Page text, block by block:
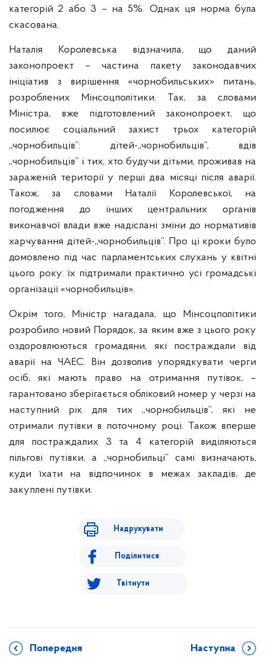
категорій 2 або 3 – на 5%. Однак ця норма була
скасована.
Наталія Королевська відзначила, що даний
законопроект – частина пакету законодавчих
ініціатив з вирішення «чорнобильських» питань,
розроблених Мінсоцполітики. Так, за словами
Міністра, вже підготовлений законопроект, що
посилює соціальний захист трьох категорій
„чорнобильців”: дітей-„чорнобильців”, вдів
„чорнобильців” і тих, хто будучи дітьми, проживав на
зараженій території у перші два місяці після аварії.
Також, за словами Наталії Королевської, на
погодження до інших центральних органів
виконавчої влади вже надіслані зміни до нормативів
харчування дітей-„чорнобильців”. Про ці кроки було
домовлено під час парламентських слухань у квітні
цього року: їх підтримали практично усі громадські
організації «чорнобильців».
Окрім того, Міністр нагадала, що Мінсоцполітики
розробило новий Порядок, за яким вже з цього року
оздоровлюються громадяни, які постраждали від
аварії на ЧАЕС. Він дозволив упорядкувати черги
осіб, які мають право на отримання путівок, –
гарантовано зберігається обліковий номер у черзі на
наступний рік для тих „чорнобильців”, які не
отримали путівки в поточному році. Також вперше
для постраждалих 3 та 4 категорій виділяються
пільгові путівки, а „чорнобильці” самі визначають,
куди їхати на відпочинок в межах закладів, де
закуплені путівки.
Надрукувати
Поділитися
Твітнути
Попередня Наступна